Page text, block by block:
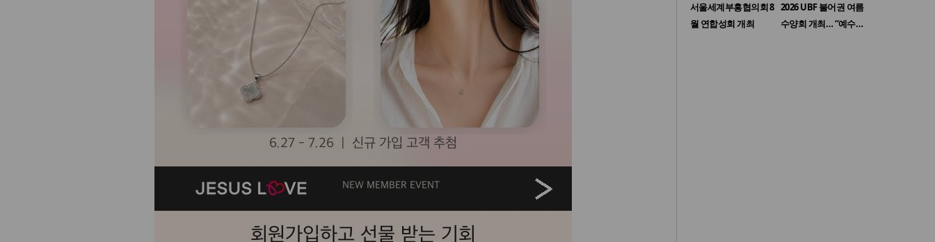
서울세계부흥협의회 8
월 연합성회 개최
2026 UBF 불어권 여름
수양회 개최… “예수…